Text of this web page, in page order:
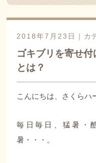
2018年7月23日｜ カ
ゴキブリを寄せ
とは？
こんにちは、さくらハ
毎日毎日、猛暑・
暑・・・。